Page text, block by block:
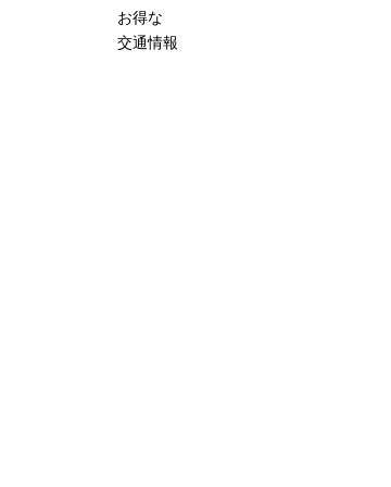
お得な
交通情報